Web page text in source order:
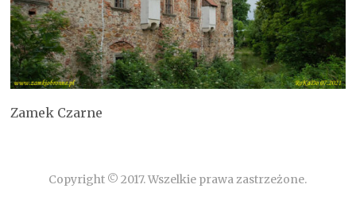
Zamek Czarne
Copyright © 2017. Wszelkie prawa zastrzeżone.